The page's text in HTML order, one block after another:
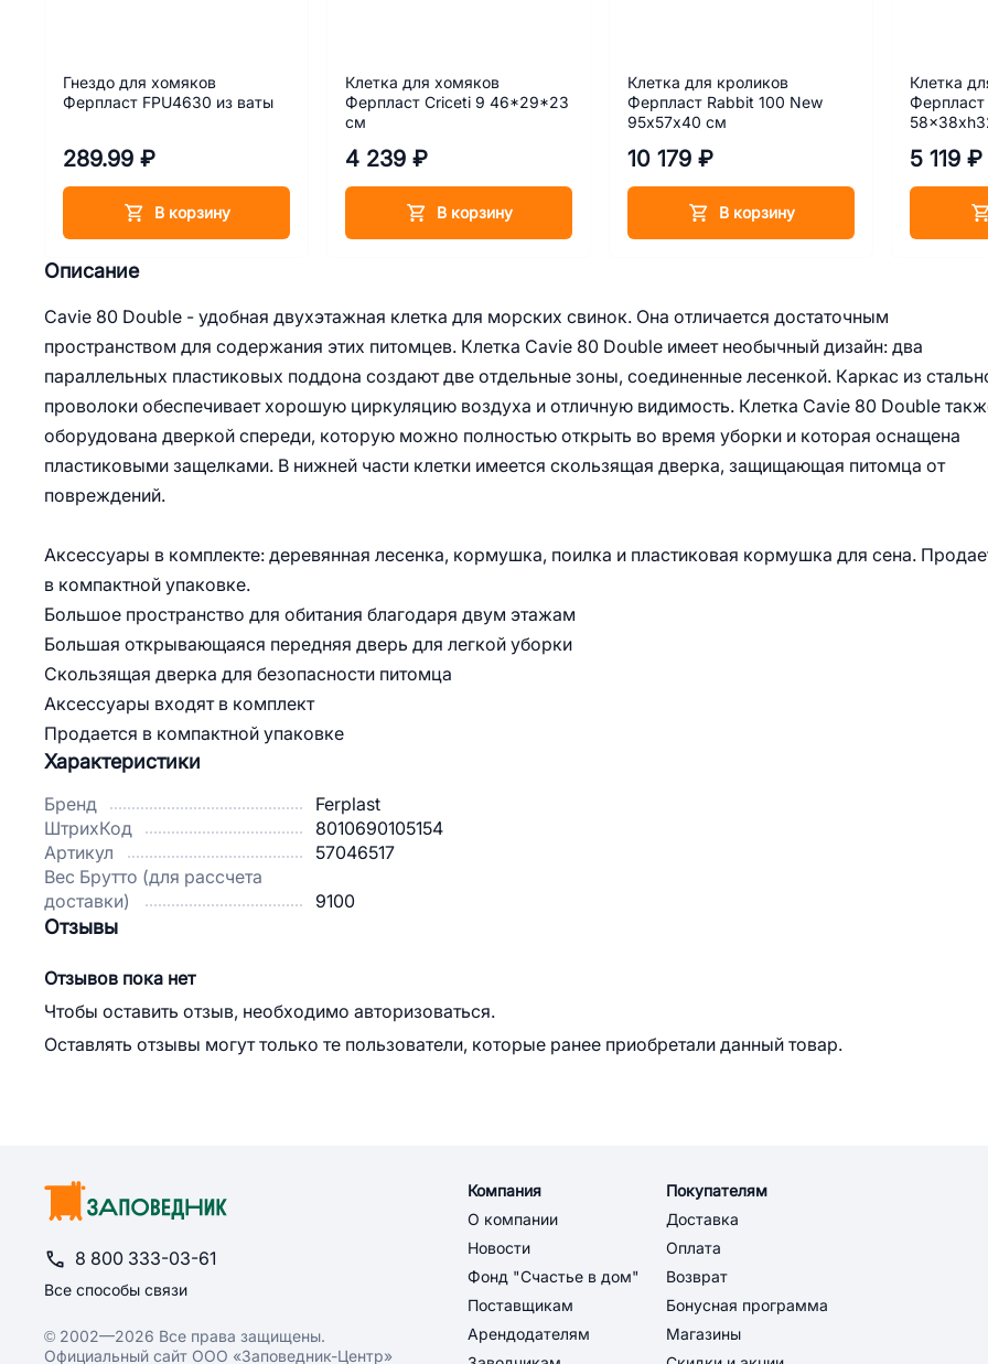
Описание
Cavie 80 Double - удобная двухэтажная клетка для морских свинок. Она отличается достаточным
пространством для содержания этих питомцев. Клетка Cavie 80 Double имеет необычный дизайн: два
параллельных пластиковых поддона создают две отдельные зоны, соединенные лесенкой. Каркас из
проволоки обеспечивает хорошую циркуляцию воздуха и отличную видимость. Клетка Cavie 80 Double
оборудована дверкой спереди, которую можно полностью открыть во время уборки и которая оснащена
пластиковыми защелками. В нижней части клетки имеется скользящая дверка, защищающая питомца от
повреждений.
Аксессуары в комплекте: деревянная лесенка, кормушка, поилка и пластиковая кормушка для сена.
в компактной упаковке.
Большое пространство для обитания благодаря двум этажам
Большая открывающаяся передняя дверь для легкой уборки
Скользящая дверка для безопасности питомца
Аксессуары входят в комплект
Продается в компактной упаковке
Гнездо для хомяков
Ферпласт FPU4630 из ваты
289.99 ₽
В корзину
Клетка для хомяков
Ферпласт Criceti 9 46*29*23
см
4 239 ₽
В корзину
Клетка для кроликов
Ферпласт Rabbit 100 New
95х57х40 см
10 179 ₽
В корзину
Клетка
Ферпласт
5 119 ₽
Характеристики
Бренд
Ferplast
ШтрихКод
8010690105154
Артикул
57046517
Вес Брутто (для рассчета
доставки)
9100
Отзывы
Отзывов пока нет
Чтобы оставить отзыв, необходимо авторизоваться.
Оставлять отзывы могут только те пользователи, которые ранее приобретали данный товар.
8 800 333-03-61
Все способы связи
© 2002—2026 Все права защищены.
Официальный сайт ООО «Заповедник-Центр»
Компания
О компании
Новости
Фонд "Счастье в дом"
Поставщикам
Арендодателям
Покупателям
Доставка
Оплата
Возврат
Бонусная программа
Магазины